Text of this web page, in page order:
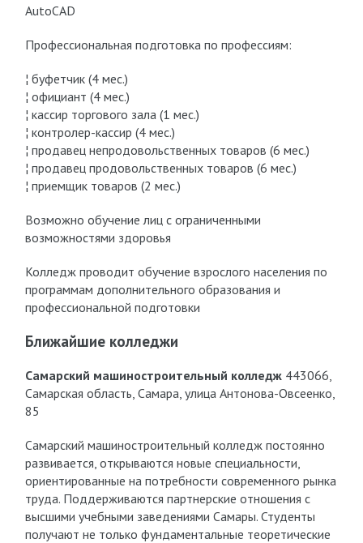
AutoCAD
Профессиональная подготовка по профессиям:
¦ буфетчик (4 мес.)
¦ официант (4 мес.)
¦ кассир торгового зала (1 мес.)
¦ контролер-кассир (4 мес.)
¦ продавец непродовольственных товаров (6 мес.)
¦ продавец продовольственных товаров (6 мес.)
¦ приемщик товаров (2 мес.)
Возможно обучение лиц с ограниченными
возможностями здоровья
Колледж проводит обучение взрослого населения по
программам дополнительного образования и
профессиональной подготовки
Ближайшие колледжи
Самарский машиностроительный колледж443066,
Самарская область, Самара, улица Антонова-Овсеенко,
85
Самарский машиностроительный колледж постоянно
развивается, открываются новые специальности,
ориентированные на потребности современного рынка
труда. Поддерживаются партнерские отношения с
высшими учебными заведениями Самары. Студенты
получают не только фундаментальные теоретические